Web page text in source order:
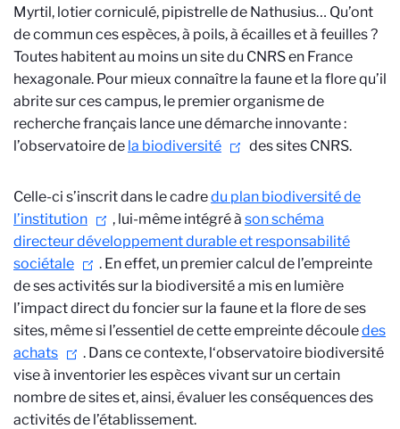
Myrtil, lotier corniculé, pipistrelle de Nathusius… Qu’ont
de commun ces espèces, à poils, à écailles et à feuilles ?
Toutes habitent au moins un site du CNRS en France
hexagonale. Pour mieux connaître la faune et la flore qu’il
abrite sur ces campus, le premier organisme de
recherche français lance une démarche innovante :
l’observatoire de la biodiversité des sites CNRS.
Celle-ci s’inscrit dans le cadredu plan biodiversité de
l’institution
, lui-même intégré à son schéma
directeur développement durable et responsabilité
sociétale
. En effet, un premier calcul de l’empreinte
de ses activités sur la biodiversité a mis en lumière
l’impact direct du foncier sur la faune et la flore de ses
sites, même si l’essentiel de cette empreinte découledes
achats
. Dans ce contexte, l‘observatoire biodiversité
vise à inventorier les espèces vivant sur un certain
nombre de sites et, ainsi, évaluer les conséquences des
activités de l’établissement.